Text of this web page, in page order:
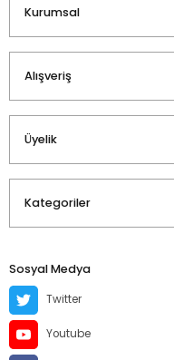
Kurumsal
Alışveriş
Üyelik
Kategoriler
Sosyal Medya
Twitter
Youtube